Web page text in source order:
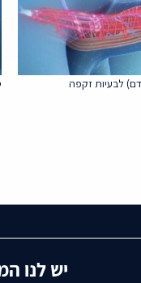
לבעיות זקפה
יש לנו